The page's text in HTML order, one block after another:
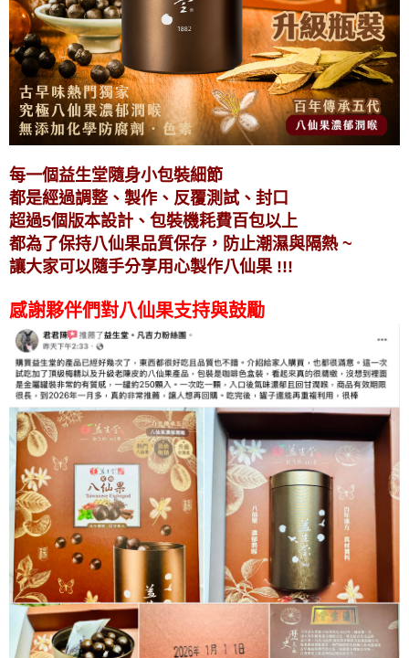
每一個益生堂隨身小包裝細節
都是經過調整、製作、反覆測試、封口
超過5個版本設計、包裝機耗費百包以上
都為了保持八仙果品質保存，防止潮濕與隔熱 ~
讓大家可以隨手分享用心製作八仙果 !!!
感謝夥伴們對八仙果支持與鼓勵